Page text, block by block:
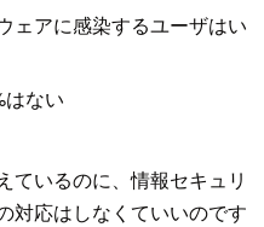
ェアに感染するユーザはい
ない
ているのに、情報セキュリ
対応はしなくていいのです